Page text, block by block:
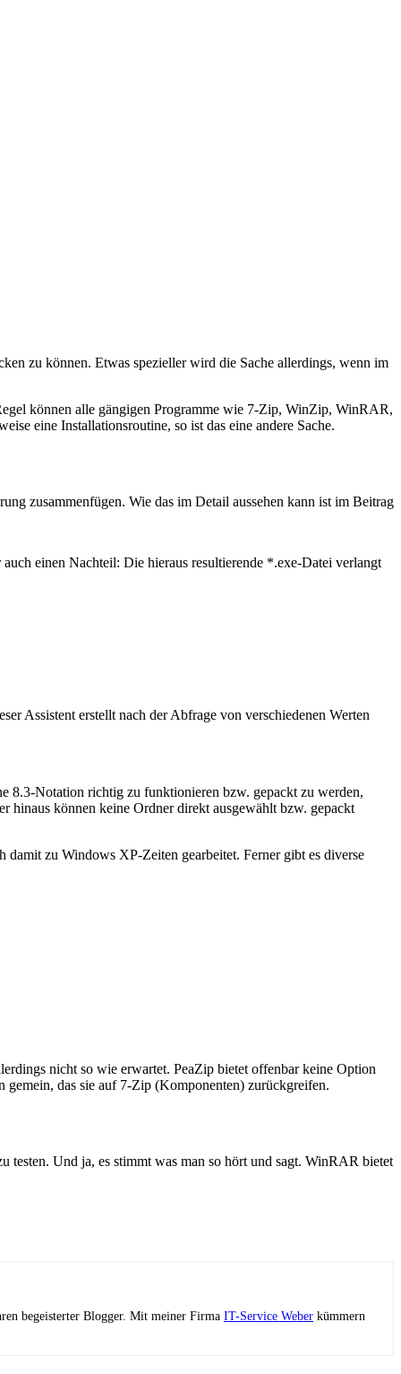
zu können. Etwas spezieller wird die Sache allerdings, wenn im
können alle gängigen Programme wie 7-Zip, WinZip, WinRAR,
eine Installationsroutine, so ist das eine andere Sache.
zusammenfügen. Wie das im Detail aussehen kann ist im Beitrag
einen Nachteil: Die hieraus resultierende *.exe-Datei verlangt
Assistent erstellt nach der Abfrage von verschiedenen Werten
8.3-Notation richtig zu funktionieren bzw. gepackt zu werden,
hinaus können keine Ordner direkt ausgewählt bzw. gepackt
zu Windows XP-Zeiten gearbeitet. Ferner gibt es diverse
nicht so wie erwartet. PeaZip bietet offenbar keine Option
gemein, das sie auf 7-Zip (Komponenten) zurückgreifen.
testen. Und ja, es stimmt was man so hört und sagt. WinRAR bietet
begeisterter Blogger. Mit meiner Firma IT-Service Weber kümmern